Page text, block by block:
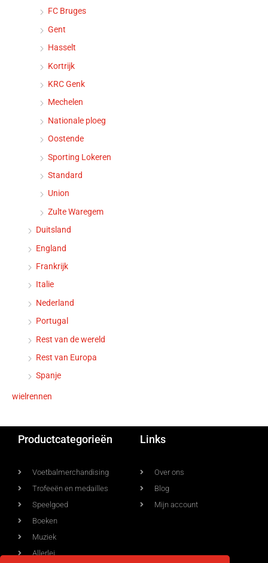
FC Bruges
Gent
Hasselt
Kortrijk
KRC Genk
Mechelen
Nationale ploeg
Oostende
Sporting Lokeren
Standard
Union
Zulte Waregem
Duitsland
England
Frankrijk
Italie
Nederland
Portugal
Rest van de wereld
Rest van Europa
Spanje
wielrennen
Productcategorieën
Voetbalmerchandising
Trofeeën en medailles
Speelgoed
Boeken
Muziek
Allerlei
Links
Over ons
Blog
Mijn account